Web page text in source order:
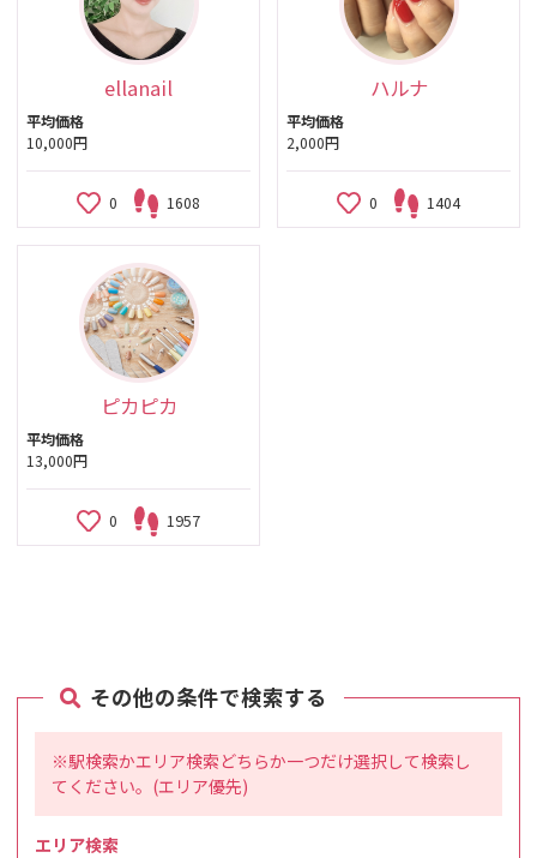
ellanail
平均価格
10,000円
0 1608
ハルナ
平均価格
2,000円
0 1404
ピカピカ
平均価格
13,000円
0 1957
その他の条件で検索する
※駅検索かエリア検索どちらか一つだけ選択して検索し
てください。(エリア優先)
エリア検索